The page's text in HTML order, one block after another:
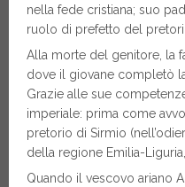
nella fede cristiana; suo
ruolo di prefetto del
Alla morte del genitore, la
dove il giovane completò
Grazie alle sue
imperiale: prima come
pretorio di Sirmio
della regione Emilia-
Quando il vescovo ariano